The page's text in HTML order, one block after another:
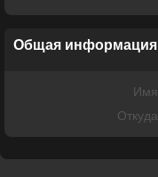
Общая информация
Имя
Откуда